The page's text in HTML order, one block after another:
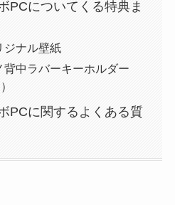
PCについてくる特典ま
ナル壁紙
中ラバーキーホルダー
PCに関するよくある質